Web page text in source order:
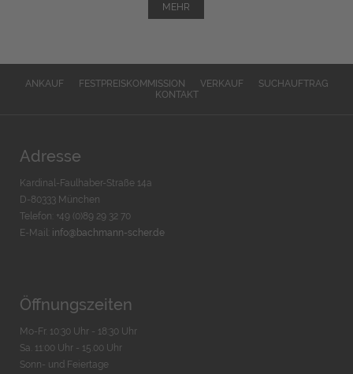
MEHR
ANKAUF FESTPREISKOMMISSION VERKAUF
SUCHAUFTRAG
KONTAKT
Adresse
Kardinal-Faulhaber-Straße 14a
D-80333 München
Telefon: +49 (0)89 29 32 70
E-Mail: info@bachmann-scher.de
Öffnungszeiten
Mo-Fr. 10:30 Uhr - 18:30 Uhr
Sa. 11:00 Uhr - 15.00 Uhr
Sonn- und Feiertage